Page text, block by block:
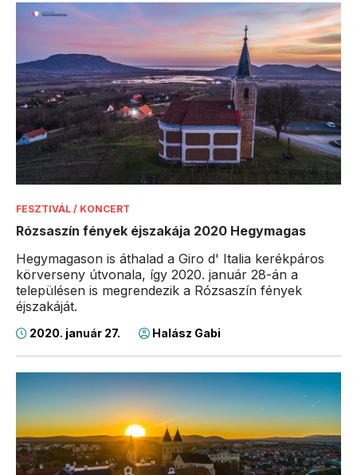
FESZTIVÁL / KONCERT
Rózsaszín fények éjszakája 2020 Hegymagas
Hegymagason is áthalad a Giro d' Italia kerékpáros
körverseny útvonala, így 2020. január 28-án a
településen is megrendezik a Rózsaszín fények
éjszakáját.
2020. január 27. Halász Gabi